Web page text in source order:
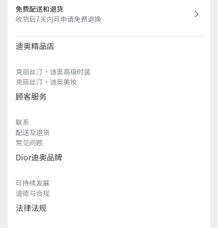
免费配送和退货
收货后7天内可申请免费退换
迪奥精品店
克丽丝汀·迪奥高级时装
克丽丝汀·迪奥美妆
顾客服务
联系
配送及退货
常见问题
Dior迪奥品牌
可持续发展
道德与合规
法律法规